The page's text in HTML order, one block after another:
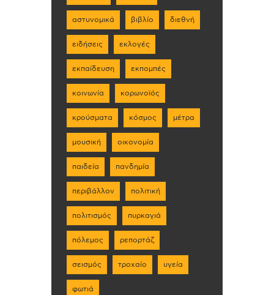
αστυνομικά βιβλίο διεθνή
ειδήσεις εκλογές
εκπαίδευση εκπομπές
κοινωνία κορωνοϊός
κρούσματα κόσμος μέτρα
μουσική οικονομία
παιδεία πανδημία
περιβάλλον πολιτική
πολιτισμός πυρκαγιά
πόλεμος ρεπορτάζ
σεισμός τροχαίο υγεία
φωτιά